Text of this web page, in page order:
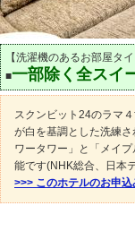
【洗濯機のあるお部屋タイ
■一部除く全スイ
スクンビット24のラマ
が白を基調とした洗練
ワータワー」と「メイ
能です(NHK総合、日本
>>> このホテルのお申